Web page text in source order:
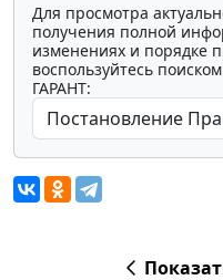
Для просмотра
получения полной
изменениях и порядке
воспользуйтесь
ГАРАНТ: